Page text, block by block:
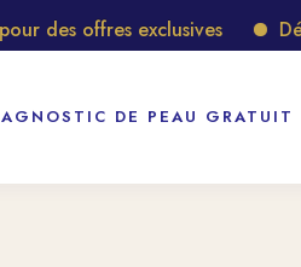
offres exclusives
DE PEAU GRATUIT